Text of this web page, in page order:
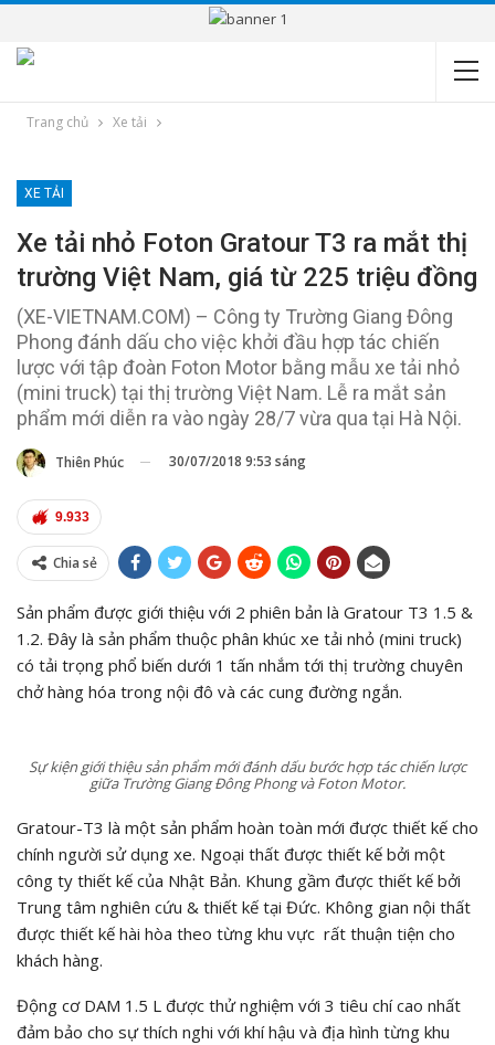
Trang chủ Xe tải
XE TẢI
Xe tải nhỏ Foton Gratour T3 ra mắt thị
trường Việt Nam, giá từ 225 triệu đồng
(XE-VIETNAM.COM) – Công ty Trường Giang Đông
Phong đánh dấu cho việc khởi đầu hợp tác chiến
lược với tập đoàn Foton Motor bằng mẫu xe tải nhỏ
(mini truck) tại thị trường Việt Nam. Lễ ra mắt sản
phẩm mới diễn ra vào ngày 28/7 vừa qua tại Hà Nội.
Thiên Phúc 30/07/2018 9:53 sáng
9.933
Chia sẻ
Sản phẩm được giới thiệu với 2 phiên bản là Gratour T3 1.5 &
1.2. Đây là sản phẩm thuộc phân khúc xe tải nhỏ (mini truck)
có tải trọng phổ biến dưới 1 tấn nhắm tới thị trường chuyên
chở hàng hóa trong nội đô và các cung đường ngắn.
Sự kiện giới thiệu sản phẩm mới đánh dấu bước hợp tác chiến lược
giữa Trường Giang Đông Phong và Foton Motor.
Gratour-T3 là một sản phẩm hoàn toàn mới được thiết kế cho
chính người sử dụng xe. Ngoại thất được thiết kế bởi một
công ty thiết kế của Nhật Bản. Khung gầm được thiết kế bởi
Trung tâm nghiên cứu & thiết kế tại Đức. Không gian nội thất
được thiết kế hài hòa theo từng khu vực rất thuận tiện cho
khách hàng.
Động cơ DAM 1.5 L được thử nghiệm với 3 tiêu chí cao nhất
đảm bảo cho sự thích nghi với khí hậu và địa hình từng khu